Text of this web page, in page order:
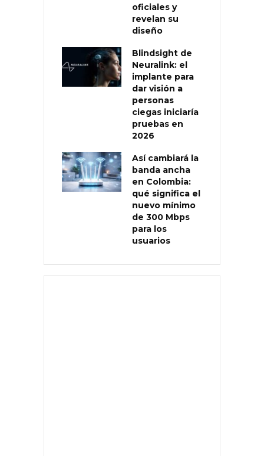
oficiales y
revelan su
diseño
Blindsight de
Neuralink: el
implante para
dar visión a
personas
ciegas iniciaría
pruebas en
2026
Así cambiará la
banda ancha
en Colombia:
qué significa el
nuevo mínimo
de 300 Mbps
para los
usuarios